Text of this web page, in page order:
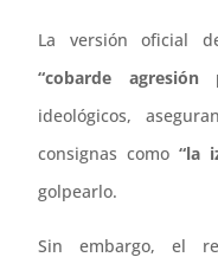
La versión oficial
“cobarde
ideológicos,
consignas como “la
golpearlo.
Sin embargo, el